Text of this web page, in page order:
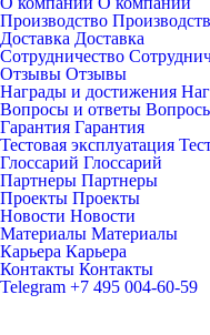
Производство
Доставка Доставка
Сотрудничество
Отзывы Отзывы
Награды и достижения
Вопросы и ответы
Гарантия Гарантия
Тестовая эксплуатация
Глоссарий Глоссарий
Партнеры Партнеры
Проекты Проекты
Новости Новости
Материалы Материалы
Карьера Карьера
Контакты Контакты
Telegram +7 495 004-60-59